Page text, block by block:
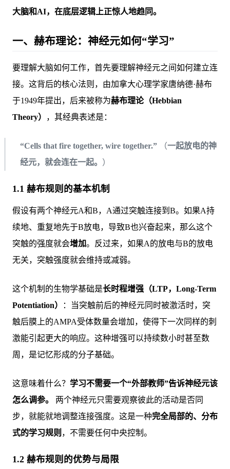
大脑和AI，在底层逻辑上正惊人地趋同。
一、赫布理论：神经元如何“学习”
要理解大脑如何工作，首先要理解神经元之间如何建立连
接。这背后的核心法则，由加拿大心理学家唐纳德·赫布
于1949年提出，后来被称为赫布理论（Hebbian
Theory）
，其经典表述是：
“Cells that fire together, wire together.” （一起放电的神
经元，就会连在一起。 ）
1.1 赫布规则的基本机制
假设有两个神经元A和B，A通过突触连接到B。如果A持
续地、重复地先于B放电，导致B也兴奋起来，那么这个
突触的强度就会增加。反过来，如果A的放电与B的放电
无关，突触强度就会维持或减弱。
这个机制的生物学基础是长时程增强（LTP，Long-Term
Potentiation）
：当突触前后的神经元同时被激活时，突
触后膜上的AMPA受体数量会增加，使得下一次同样的刺
激能引起更大的响应。这种增强可以持续数小时甚至数
周，是记忆形成的分子基础。
这意味着什么？ 学习不需要一个“外部教师”告诉神经元该
怎么调参。
两个神经元只需要观察彼此的活动是否同
步，就能就地调整连接强度。这是一种完全局部的、分布
式的学习规则 ，不需要任何中央控制。
1.2 赫布规则的优势与局限